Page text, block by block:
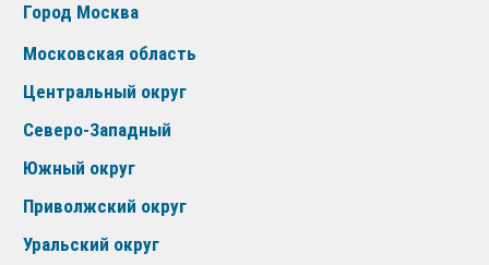
Город Москва
Московская область
Центральный округ
Северо-Западный
Южный округ
Приволжский округ
Уральский округ